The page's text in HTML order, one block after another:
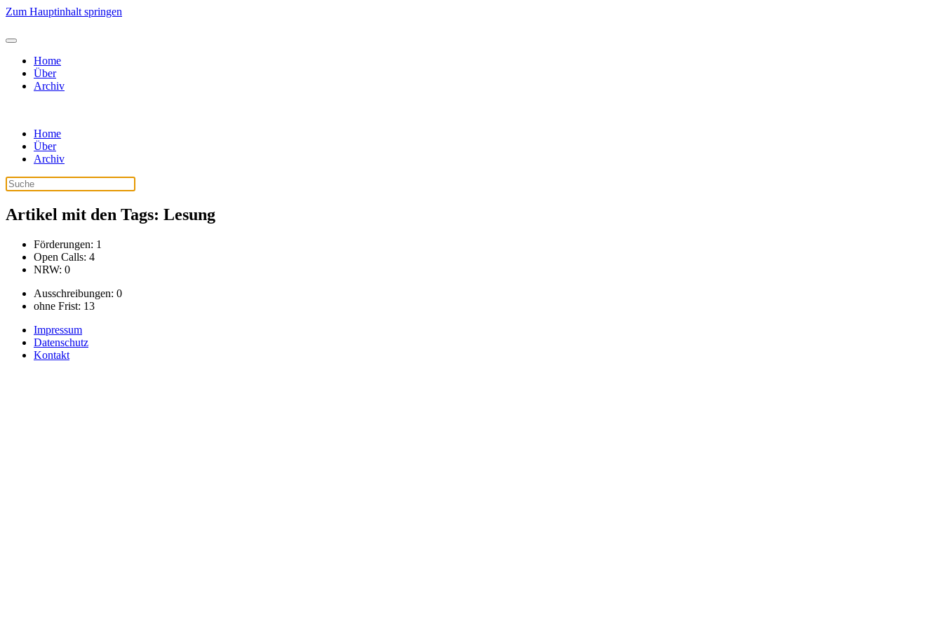
Zum Hauptinhalt springen
Home
Über
Archiv
Home
Über
Archiv
Artikel mit den Tags: Lesung
Förderungen: 1
Open Calls: 4
NRW: 0
Ausschreibungen: 0
ohne Frist: 13
Impressum
Datenschutz
Kontakt